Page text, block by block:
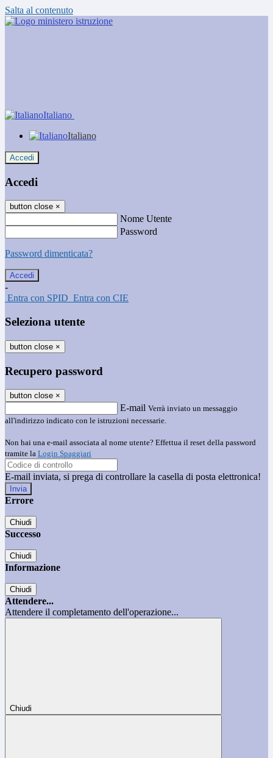
Salta al contenuto
Italiano
Italiano
Accedi
Accedi
button close ×
Nome Utente
Password
Password dimenticata?
-
Entra con SPID Entra con CIE
Seleziona utente
button close ×
Recupero password
button close ×
E-mail Verrà inviato un messaggio
all'indirizzo indicato con le istruzioni necessarie.
Non hai una e-mail associata al nome utente? Effettua il reset della password
tramite la Login Spaggiari
E-mail inviata, si prega di controllare la casella di posta elettronica!
Errore
Chiudi
Successo
Chiudi
Informazione
Chiudi
Attendere...
Attendere il completamento dell'operazione...
Chiudi